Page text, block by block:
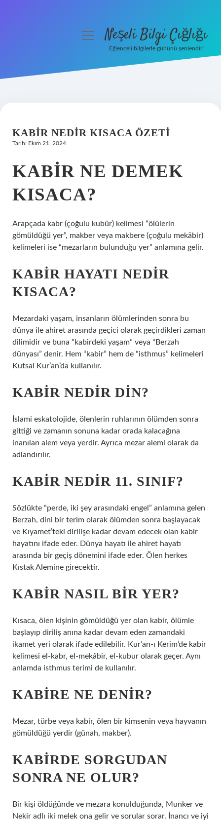
Hakkımızda
menüyüNeşeli Bilgi Çığlığı
Eğlenceli bilgilerle gününü şenlendir!
KABIR NEDIR KISACA ÖZETI
Tarih: Ekim 21, 2024
KABIR NE DEMEK
KISACA?
Arapçada kabr (çoğulu kubûr) kelimesi “ölülerin
gömüldüğü yer”, makber veya makbere (çoğulu mekābir)
kelimeleri ise “mezarların bulunduğu yer” anlamına gelir.
KABIR HAYATI NEDIR
KISACA?
Mezardaki yaşam, insanların ölümlerinden sonra bu
dünya ile ahiret arasında geçici olarak geçirdikleri zaman
dilimidir ve buna “kabirdeki yaşam” veya “Berzah
dünyası” denir. Hem “kabir” hem de “isthmus” kelimeleri
Kutsal Kur’an’da kullanılır.
KABIR NEDIR DIN?
İslami eskatolojide, ölenlerin ruhlarının ölümden sonra
gittiği ve zamanın sonuna kadar orada kalacağına
inanılan alem veya yerdir. Ayrıca mezar alemi olarak da
adlandırılır.
KABIR NEDIR 11. SINIF?
Sözlükte “perde, iki şey arasındaki engel” anlamına gelen
Berzah, dini bir terim olarak ölümden sonra başlayacak
ve Kıyamet’teki dirilişe kadar devam edecek olan kabir
hayatını ifade eder. Dünya hayatı ile ahiret hayatı
arasında bir geçiş dönemini ifade eder. Ölen herkes
Kıstak Alemine girecektir.
KABIR NASIL BIR YER?
Kısaca, ölen kişinin gömüldüğü yer olan kabir, ölümle
başlayıp diriliş anına kadar devam eden zamandaki
ikamet yeri olarak ifade edilebilir. Kur’an-ı Kerim’de kabir
kelimesi el-kabr, el-mekâbir, el-kubur olarak geçer. Aynı
anlamda isthmus terimi de kullanılır.
KABIRE NE DENIR?
Mezar, türbe veya kabir, ölen bir kimsenin veya hayvanın
gömüldüğü yerdir (günah, makber).
KABIRDE SORGUDAN
SONRA NE OLUR?
Bir kişi öldüğünde ve mezara konulduğunda, Munker ve
Nekir adlı iki melek ona gelir ve sorular sorar. İnancı ve iyi